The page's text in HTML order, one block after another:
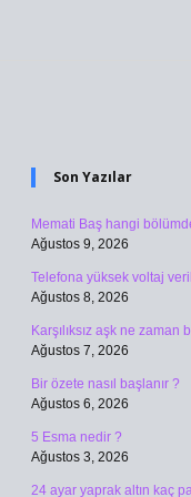
Son Yazılar
Memati Baş hangi
Ağustos 9, 2026
Telefona yüksek voltaj
Ağustos 8, 2026
Karşılıksız aşk ne zaman
Ağustos 7, 2026
Bir özete nasıl başlanır ?
Ağustos 6, 2026
5 Esma nedir ?
Ağustos 3, 2026
24 ayar yaprak altın kaç